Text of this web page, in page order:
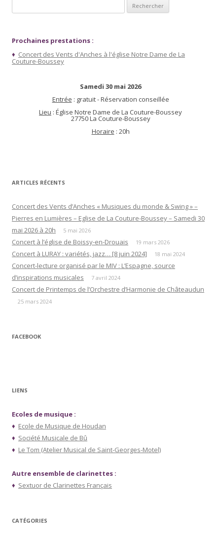
Prochaines prestations :
♦ Concert des Vents d'Anches à l'église Notre Dame de La
Couture-Boussey
Samedi 30 mai 2026
Entrée : gratuit - Réservation conseillée
Lieu : Église Notre Dame de La Couture-Boussey
27750 La Couture-Boussey
Horaire : 20h
ARTICLES RÉCENTS
Concert des Vents d’Anches « Musiques du monde & Swing » –
Pierres en Lumières – Eglise de La Couture-Boussey – Samedi 30
mai 2026 à 20h
5 mai 2026
Concert à l’église de Boissy-en-Drouais 19 mars 2026
Concert à LURAY : variétés, jazz… [8 juin 2024] 18 mai 2024
Concert-lecture organisé par le MIV : L’Espagne, source
d’inspirations musicales
7 avril 2024
Concert de Printemps de l’Orchestre d’Harmonie de Châteaudun
25 mars 2024
FACEBOOK
LIENS
Ecoles de musique :
♦ Ecole de Musique de Houdan
♦ Société Musicale de Bû
♦ Le Tom (Atelier Musical de Saint-Georges-Motel)
Autre ensemble de clarinettes :
♦ Sextuor de Clarinettes Français
CATÉGORIES